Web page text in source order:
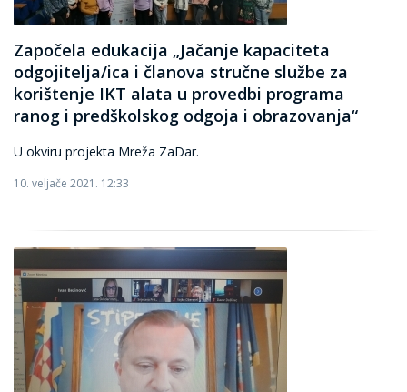
Započela edukacija „Jačanje kapaciteta
odgojitelja/ica i članova stručne službe za
korištenje IKT alata u provedbi programa
ranog i predškolskog odgoja i obrazovanja“
U okviru projekta Mreža ZaDar.
10. veljače 2021. 12:33